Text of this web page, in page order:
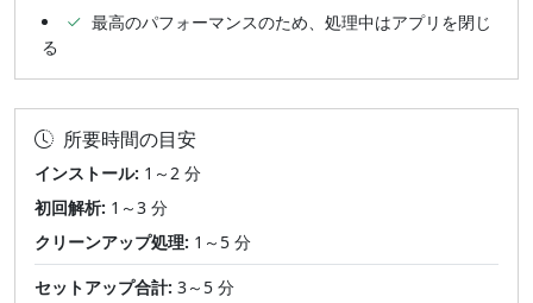
最高のパフォーマンスのため、処理中はアプリを閉じ
る
所要時間の目安
インストール: 1～2 分
初回解析: 1～3 分
クリーンアップ処理: 1～5 分
セットアップ合計: 3～5 分